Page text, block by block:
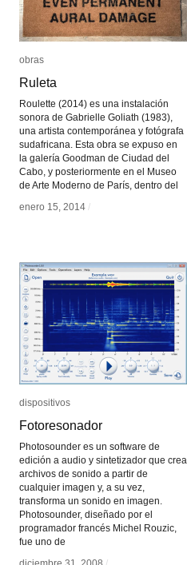
obras
Ruleta
Roulette (2014) es una instalación
sonora de Gabrielle Goliath (1983),
una artista contemporánea y fotógrafa
sudafricana. Esta obra se expuso en
la galería Goodman de Ciudad del
Cabo, y posteriormente en el Museo
de Arte Moderno de París, dentro del
enero 15, 2014 /
obras
Ruleta
enero 15, 2014 /
dispositivos
Fotoresonador
Photosounder es un software de
edición a audio y sintetizador que crea
archivos de sonido a partir de
cualquier imagen y, a su vez,
transforma un sonido en imagen.
Photosounder, diseñado por el
programador francés Michel Rouzic,
fue uno de
dispositivos
Fotoresonador